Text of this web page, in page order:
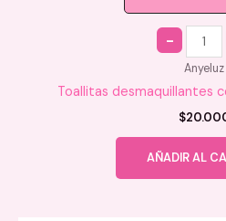
Quantity
Anyeluz
Toallitas desmaquillantes
$
AÑADIR AL